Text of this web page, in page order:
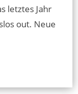
letztes Jahr
out. Neue